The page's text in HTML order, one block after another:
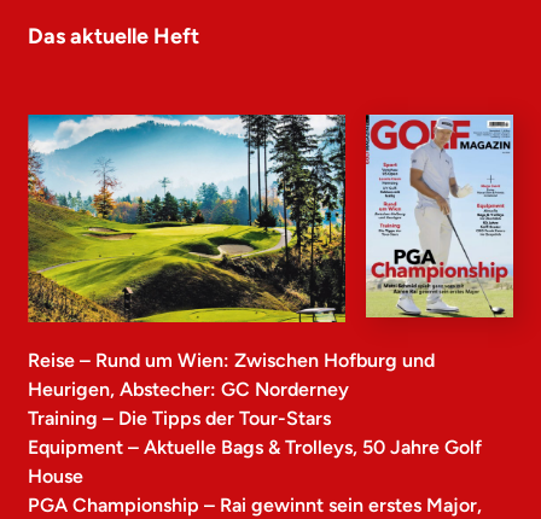
Das aktuelle Heft
Reise – Rund um Wien: Zwischen Hofburg und
Heurigen, Abstecher: GC Norderney
Training – Die Tipps der Tour-Stars
Equipment – Aktuelle Bags & Trolleys, 50 Jahre Golf
House
PGA Championship – Rai gewinnt sein erstes Major,